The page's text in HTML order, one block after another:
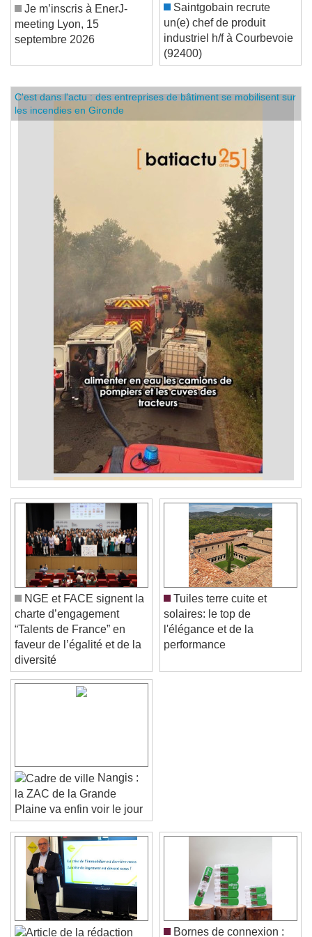
Je m’inscris à EnerJ-
meeting Lyon, 15
Saintgobain recrute
un(e) chef de produit
industriel h/f à Courbevoie
(92400)
Video Player is loading.
Play Video
Play
Skip Forward
Unmute
Current Time0:00
C'est dans l'actu : des entreprises de bâtiment se mobilisent sur
les incendies en Gironde
NGE et FACE signent la
charte d’engagement
“Talents de France” en
faveur de l’égalité et de la
diversité
Tuiles terre cuite et
solaires: le top de
l'élégance et de la
Nangis :
la ZAC de la Grande
Plaine va enfin voir le jour